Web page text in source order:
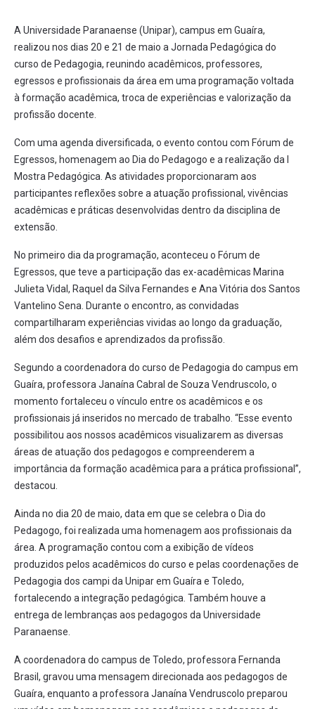
A Universidade Paranaense (Unipar), campus em Guaíra,
realizou nos dias 20 e 21 de maio a Jornada Pedagógica do
curso de Pedagogia, reunindo acadêmicos, professores,
egressos e profissionais da área em uma programação voltada
à formação acadêmica, troca de experiências e valorização da
profissão docente.
Com uma agenda diversificada, o evento contou com Fórum de
Egressos, homenagem ao Dia do Pedagogo e a realização da I
Mostra Pedagógica. As atividades proporcionaram aos
participantes reflexões sobre a atuação profissional, vivências
acadêmicas e práticas desenvolvidas dentro da disciplina de
extensão.
No primeiro dia da programação, aconteceu o Fórum de
Egressos, que teve a participação das ex-acadêmicas Marina
Julieta Vidal, Raquel da Silva Fernandes e Ana Vitória dos Santos
Vantelino Sena. Durante o encontro, as convidadas
compartilharam experiências vividas ao longo da graduação,
além dos desafios e aprendizados da profissão.
Segundo a coordenadora do curso de Pedagogia do campus em
Guaíra, professora Janaína Cabral de Souza Vendruscolo, o
momento fortaleceu o vínculo entre os acadêmicos e os
profissionais já inseridos no mercado de trabalho. “Esse evento
possibilitou aos nossos acadêmicos visualizarem as diversas
áreas de atuação dos pedagogos e compreenderem a
importância da formação acadêmica para a prática profissional”,
destacou.
Ainda no dia 20 de maio, data em que se celebra o Dia do
Pedagogo, foi realizada uma homenagem aos profissionais da
área. A programação contou com a exibição de vídeos
produzidos pelos acadêmicos do curso e pelas coordenações de
Pedagogia dos campi da Unipar em Guaíra e Toledo,
fortalecendo a integração pedagógica. Também houve a
entrega de lembranças aos pedagogos da Universidade
Paranaense.
A coordenadora do campus de Toledo, professora Fernanda
Brasil, gravou uma mensagem direcionada aos pedagogos de
Guaíra, enquanto a professora Janaína Vendruscolo preparou